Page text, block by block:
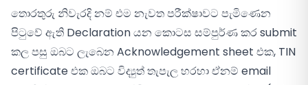
තොරතුරු නිවැරදි නම් එම නැවත පරීක්ෂාවට පැමිණෙන
පිටුවේ ඇති Declaration යන කොටස සම්පුර්ණ කර submit
කල පසු ඔබට ලැබෙන Acknowledgement sheet එක, TIN
certificate එක ඔබට විද්‍යුත් තැපැල හරහා ඒනම් email